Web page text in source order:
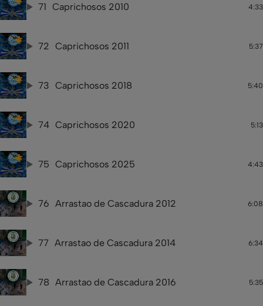
71 Caprichosos 2010 4:33
72 Caprichosos 2011 5:37
73 Caprichosos 2018 5:40
74 Caprichosos 2020 5:13
75 Caprichosos 2025 4:43
76 Arrastao de Cascadura 2012 6:08
77 Arrastao de Cascadura 2014 6:34
78 Arrastao de Cascadura 2016 5:35